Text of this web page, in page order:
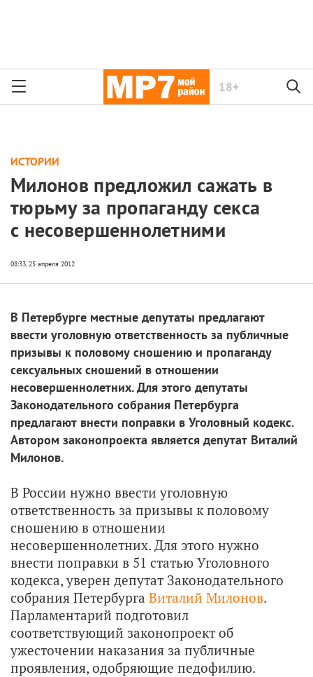
18+
ИСТОРИИ
Милонов предложил сажать в
тюрьму за пропаганду секса
с несовершеннолетними
В Петербурге местные депутаты предлагают
ввести уголовную ответственность за публичные
призывы к половому сношению и пропаганду
сексуальных сношений в отношении
несовершеннолетних. Для этого депутаты
Законодательного собрания Петербурга
предлагают внести поправки в Уголовный кодекс.
Автором законопроекта является депутат Виталий
Милонов.
В России нужно ввести уголовную
ответственность за призывы к половому
сношению в отношении
несовершеннолетних. Для этого нужно
внести поправки в 51 статью Уголовного
кодекса, уверен депутат Законодательного
собрания Петербурга Виталий Милонов.
Парламентарий подготовил
соответствующий законопроект об
ужесточении наказания за публичные
проявления, одобряющие педофилию.